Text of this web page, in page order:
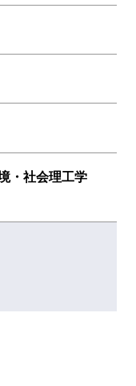
・社会理工学
，環境・社会